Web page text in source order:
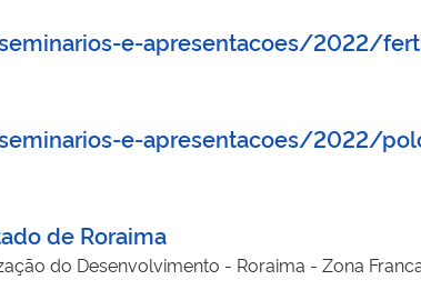
e-apresentacoes/2022/
e-apresentacoes/2022/
de Roraima
do Desenvolvimento - Roraima - Zona